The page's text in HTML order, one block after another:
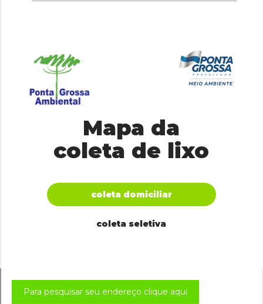
Mapa da
coleta de lixo
coleta domiciliar
coleta seletiva
Para pesquisar seu endereço clique aqui